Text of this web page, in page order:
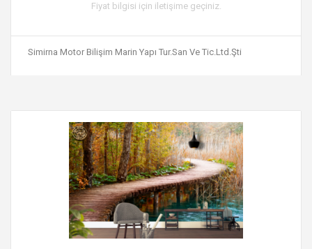
Fiyat bilgisi için iletişime geçiniz.
Simirna Motor Bilişim Marin Yapı Tur.San Ve Tic.Ltd.Şti